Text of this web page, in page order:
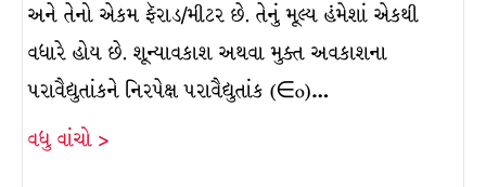
અને તેનો એકમ ફૅરાડ/મીટર છે. તેનું મૂલ્ય હંમેશાં એકથી
વધારે હોય છે. શૂન્યાવકાશ અથવા મુક્ત અવકાશના
પરાવૈદ્યુતાંકને નિરપેક્ષ પરાવૈદ્યુતાંક (∈o)…
વધુ વાંચો >